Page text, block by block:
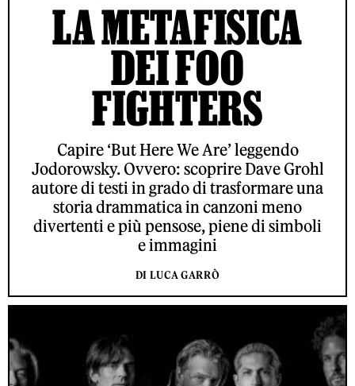
LA METAFISICA
DEI FOO
FIGHTERS
Capire ‘But Here We Are’ leggendo
Jodorowsky. Ovvero: scoprire Dave Grohl
autore di testi in grado di trasformare una
storia drammatica in canzoni meno
divertenti e più pensose, piene di simboli
e immagini
DI LUCA GARRÒ